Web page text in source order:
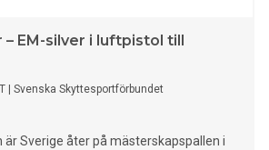
EM-silver i luftpistol till
Svenska Skyttesportförbundet
är Sverige åter på mästerskapspallen i